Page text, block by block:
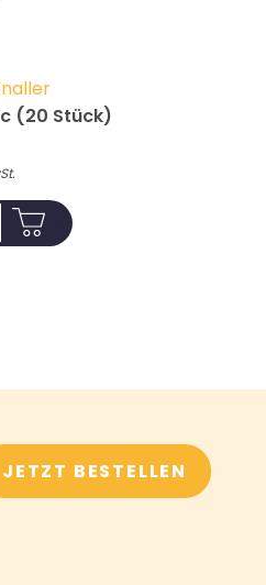
(20 Stück)
JETZT BESTELLEN